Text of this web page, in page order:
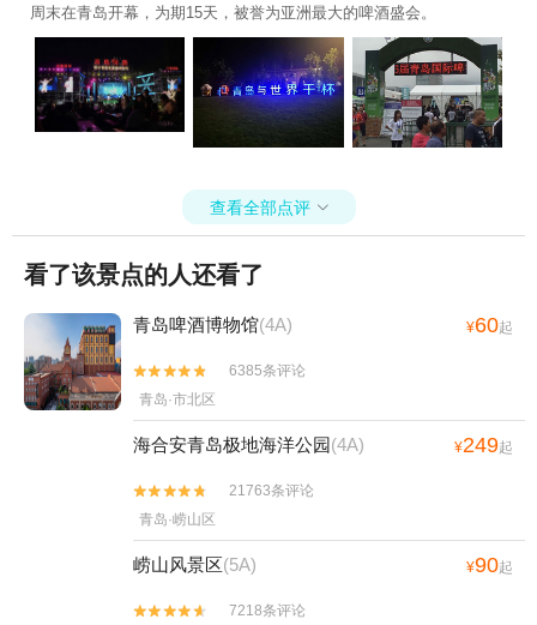
周末在青岛开幕，为期15天，被誉为亚洲最大的啤酒盛会。
查看全部点评 
看了该景点的人还看了
青岛啤酒博物馆(4A) ¥60起


6385条评论
青岛·市北区
海合安青岛极地海洋公园(4A) ¥249起


21763条评论
青岛·崂山区
崂山风景区(5A) ¥90起


7218条评论